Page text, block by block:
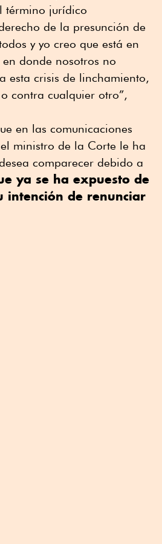
término jurídico
de la presunción de
y yo creo que está en
donde nosotros no
esta crisis de linchamiento,
contra cualquier otro”,
en las comunicaciones
ministro de la Corte le ha
comparecer debido a
ya se ha expuesto de
intención de renunciar